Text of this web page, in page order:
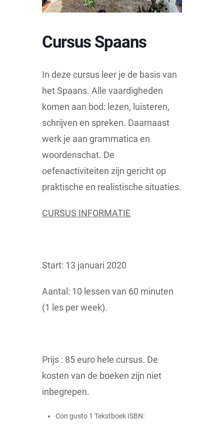
Cursus Spaans
In deze cursus leer je de basis van
het Spaans. Alle vaardigheden
komen aan bod: lezen, luisteren,
schrijven en spreken. Daarnaast
werk je aan grammatica en
woordenschat. De
oefenactiviteiten zijn gericht op
praktische en realistische situaties.
CURSUS INFORMATIE
Start: 13 januari 2020
Aantal: 10 lessen van 60 minuten
(1 les per week).
Prijs : 85 euro hele cursus. De
kosten van de boeken zijn niet
inbegrepen.
Con gusto 1 Tekstboek ISBN: